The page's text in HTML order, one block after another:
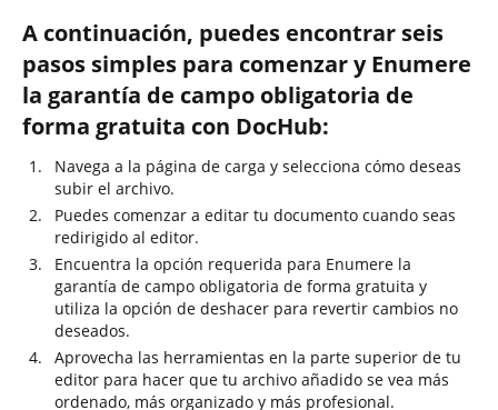
A continuación, puedes encontrar seis
pasos simples para comenzar y Enumere
la garantía de campo obligatoria de
forma gratuita con DocHub:
Navega a la página de carga y selecciona cómo deseas
subir el archivo.
Puedes comenzar a editar tu documento cuando seas
redirigido al editor.
Encuentra la opción requerida para Enumere la
garantía de campo obligatoria de forma gratuita y
utiliza la opción de deshacer para revertir cambios no
deseados.
Aprovecha las herramientas en la parte superior de tu
editor para hacer que tu archivo añadido se vea más
ordenado, más organizado y más profesional.